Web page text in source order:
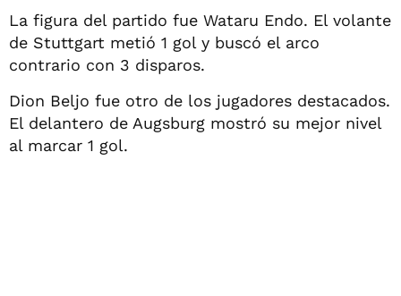
La figura del partido fue Wataru Endo. El volante
de Stuttgart metió 1 gol y buscó el arco
contrario con 3 disparos.
Dion Beljo fue otro de los jugadores destacados.
El delantero de Augsburg mostró su mejor nivel
al marcar 1 gol.